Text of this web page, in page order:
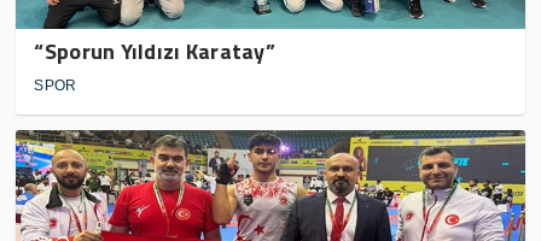
“Sporun Yıldızı Karatay”
SPOR